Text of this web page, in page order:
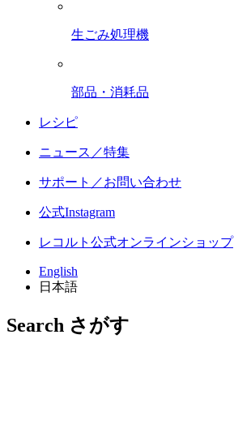
生ごみ処理機
部品・消耗品
レシピ
ニュース／特集
サポート／お問い合わせ
公式Instagram
レコルト公式オンラインショップ
English
日本語
Search さがす